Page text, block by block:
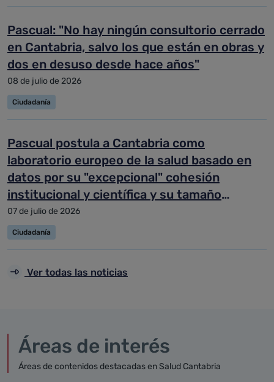
Pascual: "No hay ningún consultorio cerrado
en Cantabria, salvo los que están en obras y
dos en desuso desde hace años"
08 de julio de 2026
Ciudadanía
Pascual postula a Cantabria como
laboratorio europeo de la salud basado en
datos por su "excepcional" cohesión
institucional y científica y su tamaño
manejable
07 de julio de 2026
Ciudadanía
Ver todas las noticias
Áreas de interés
Áreas de contenidos destacadas en Salud Cantabria